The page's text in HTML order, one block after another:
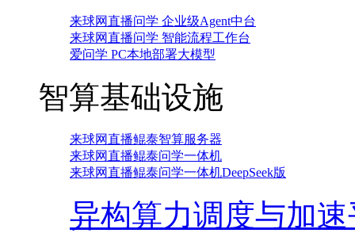
来球网直播问学 企业级Agent中台
来球网直播问学 智能流程工作台
爱问学 PC本地部署大模型
智算基础设施
来球网直播鲲泰智算服务器
来球网直播鲲泰问学一体机
来球网直播鲲泰问学一体机DeepSeek版
异构算力调度与加